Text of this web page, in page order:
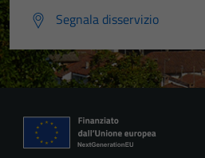
Segnala disservizio